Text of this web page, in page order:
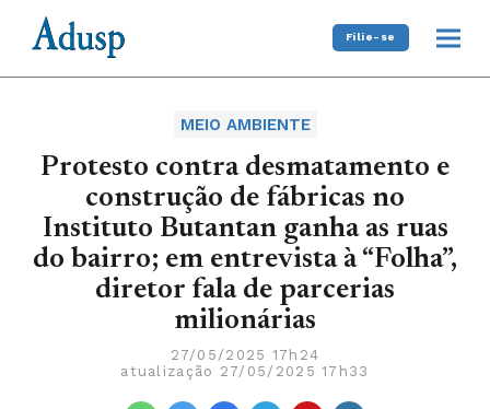
Filie-se
MEIO AMBIENTE
Protesto contra desmatamento e
construção de fábricas no
Instituto Butantan ganha as ruas
do bairro; em entrevista à “Folha”,
diretor fala de parcerias
milionárias
27/05/2025 17h24
atualização 27/05/2025 17h33